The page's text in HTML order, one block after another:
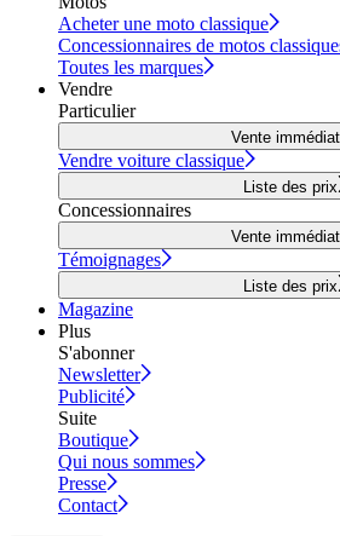
Acheter une moto classique
Concessionnaires de motos
Toutes les marques
Vendre
Particulier
Vente
Vendre voiture classique
Liste des prix
Concessionnaires
Vente
Témoignages
Liste des prix
Magazine
Plus
S'abonner
Newsletter
Publicité
Suite
Boutique
Qui nous sommes
Presse
Contact